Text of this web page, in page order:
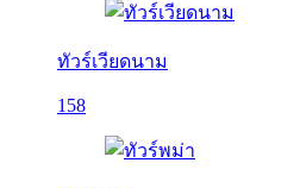
ทัวร์เวียดนาม
158